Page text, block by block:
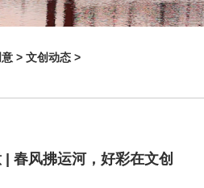
> 文创动态 >
| 春风拂运河，好彩在文创